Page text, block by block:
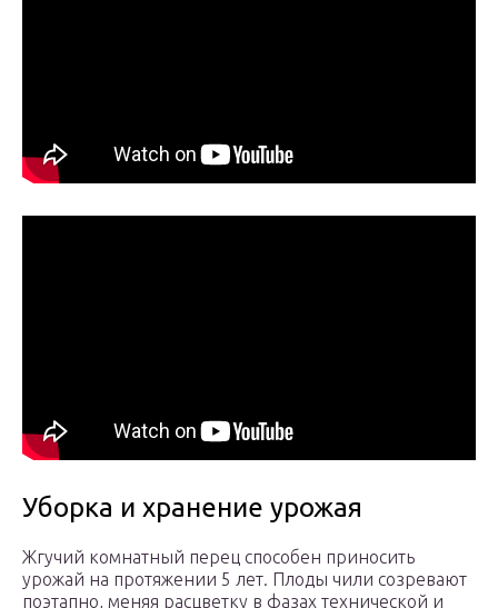
Уборка и хранение урожая
Жгучий комнатный перец способен приносить
урожай на протяжении 5 лет. Плоды чили созревают
поэтапно, меняя расцветку в фазах технической и